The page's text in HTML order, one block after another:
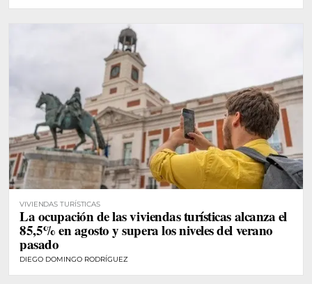
VIVIENDAS TURÍSTICAS
La ocupación de las viviendas turísticas alcanza el
85,5% en agosto y supera los niveles del verano
pasado
DIEGO DOMINGO RODRÍGUEZ